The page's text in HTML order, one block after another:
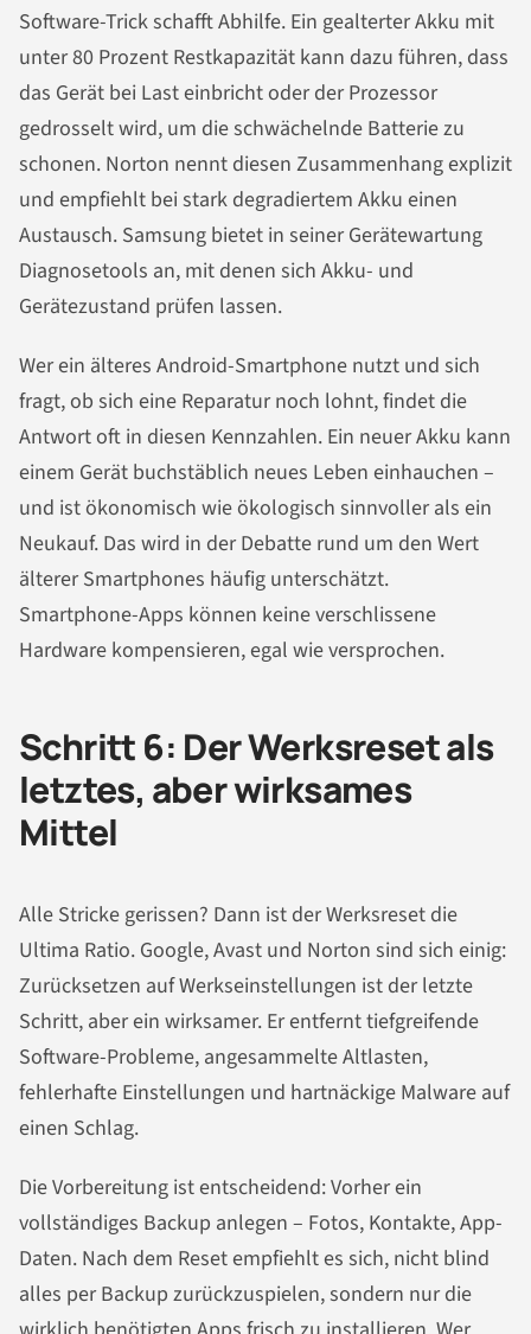
Software-Trick schafft Abhilfe. Ein gealterter Akku mit
unter 80 Prozent Restkapazität kann dazu führen, dass
das Gerät bei Last einbricht oder der Prozessor
gedrosselt wird, um die schwächelnde Batterie zu
schonen. Norton nennt diesen Zusammenhang explizit
und empfiehlt bei stark degradiertem Akku einen
Austausch. Samsung bietet in seiner Gerätewartung
Diagnosetools an, mit denen sich Akku- und
Gerätezustand prüfen lassen.
Wer ein älteres Android-Smartphone nutzt und sich
fragt, ob sich eine Reparatur noch lohnt, findet die
Antwort oft in diesen Kennzahlen. Ein neuer Akku kann
einem Gerät buchstäblich neues Leben einhauchen –
und ist ökonomisch wie ökologisch sinnvoller als ein
Neukauf. Das wird in der Debatte rund um den Wert
älterer Smartphones häufig unterschätzt.
Smartphone-Apps können keine verschlissene
Hardware kompensieren, egal wie versprochen.
Schritt 6: Der Werksreset als
letztes, aber wirksames
Mittel
Alle Stricke gerissen? Dann ist der Werksreset die
Ultima Ratio. Google, Avast und Norton sind sich einig:
Zurücksetzen auf Werkseinstellungen ist der letzte
Schritt, aber ein wirksamer. Er entfernt tiefgreifende
Software-Probleme, angesammelte Altlasten,
fehlerhafte Einstellungen und hartnäckige Malware auf
einen Schlag.
Die Vorbereitung ist entscheidend: Vorher ein
vollständiges Backup anlegen – Fotos, Kontakte, App-
Daten. Nach dem Reset empfiehlt es sich, nicht blind
alles per Backup zurückzuspielen, sondern nur die